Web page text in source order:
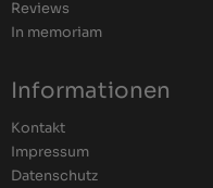
Reviews
In memoriam
Informationen
Kontakt
Impressum
Datenschutz